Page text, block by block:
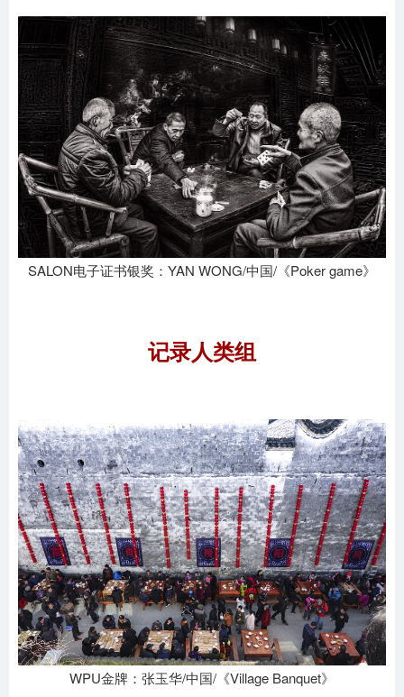
SALON电子证书银奖：YAN WONG/中国/《Poker game》
记录人类组
WPU金牌：张玉华/中国/《Village Banquet》